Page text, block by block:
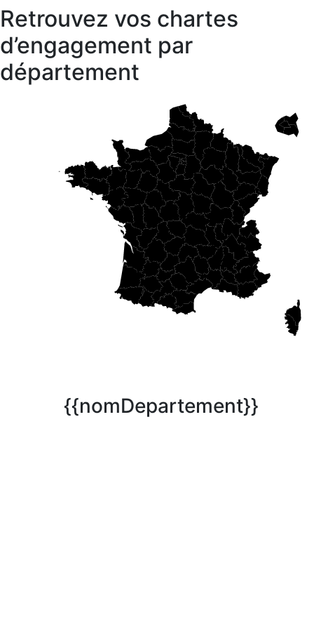
Retrouvez vos chartes
d’engagement par
département
{{nomDepartement}}